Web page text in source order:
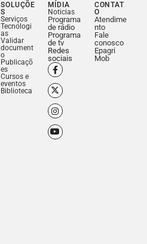
SOLUÇÕE
S
Serviços
Tecnologi
as
Validar
document
o
Publicaçõ
es
Cursos e
eventos
Biblioteca
MÍDIA
Noticias
Programa
de rádio
Programa
de tv
Redes
sociais
CONTAT
O
Atendime
nto
Fale
conosco
Epagri
Mob